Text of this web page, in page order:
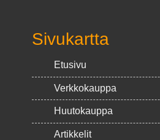
Sivukartta
Etusivu
Verkkokauppa
Huutokauppa
Artikkelit